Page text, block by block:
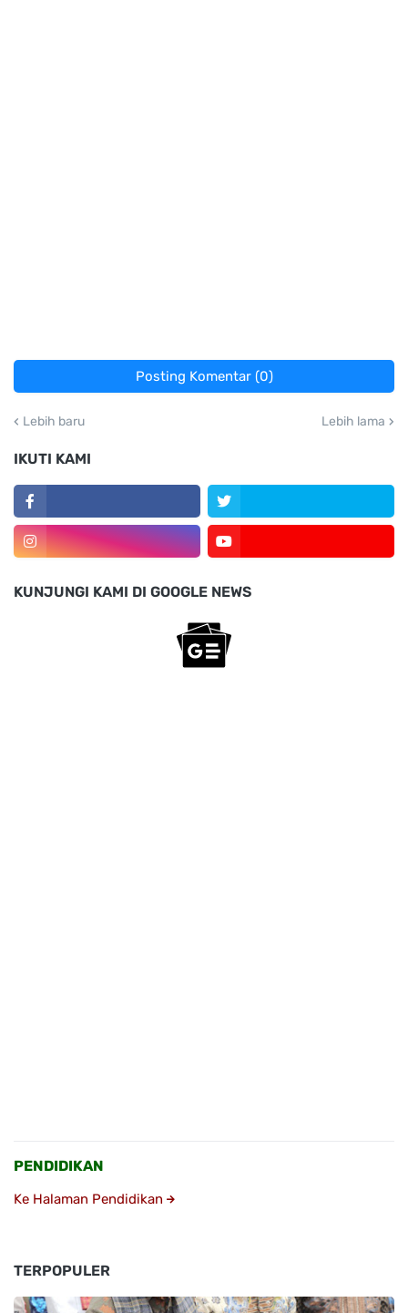
Posting Komentar (0)
Lebih baru Lebih lama
IKUTI KAMI
KUNJUNGI KAMI DI GOOGLE NEWS
PENDIDIKAN
Ke Halaman Pendidikan
TERPOPULER